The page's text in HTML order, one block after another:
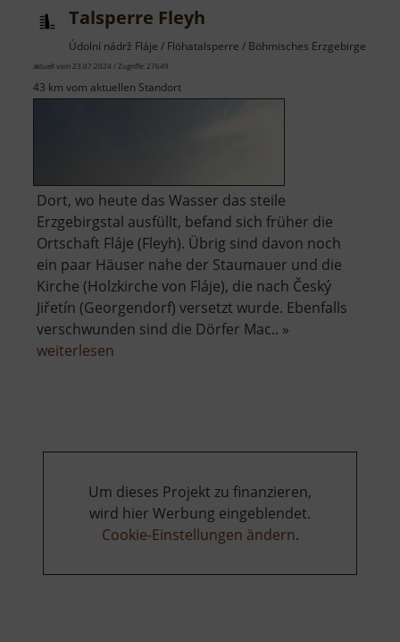
Talsperre Fleyh
Údolní nádrž Fláje / Flöhatalsperre / Böhmisches Erzgebirge
aktuell vom 23.07.2024 / Zugriffe: 27649
43 km vom aktuellen Standort
Dort, wo heute das Wasser das steile
Erzgebirgstal ausfüllt, befand sich früher die
Ortschaft Fláje (Fleyh). Übrig sind davon noch
ein paar Häuser nahe der Staumauer und die
Kirche (Holzkirche von Fláje), die nach Český
Jiřetín (Georgendorf) versetzt wurde. Ebenfalls
verschwunden sind die Dörfer Mac.. »
weiterlesen
Um dieses Projekt zu finanzieren,
wird hier Werbung eingeblendet.
Cookie-Einstellungen ändern.